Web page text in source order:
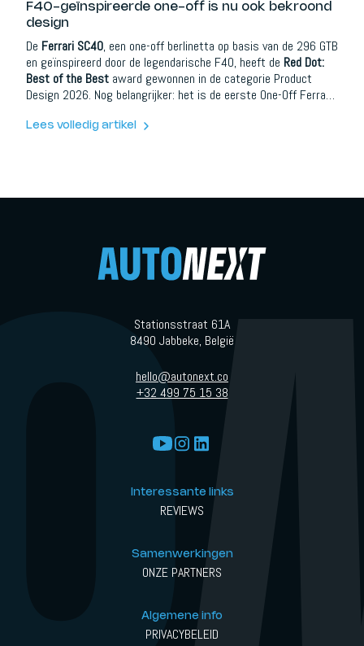
F40-geïnspireerde one-off is nu ook bekroond
design
De Ferrari SC40, een one-off berlinetta op basis van de 296 GTB
en geïnspireerd door de legendarische F40, heeft de Red Dot:
Best of the Best award gewonnen in de categorie Product
Design 2026. Nog belangrijker: het is de eerste One-Off Ferrari
Ferrari kreeg daarnaast ook Red Dot awards voor de Ferrari
Lees volledig artikel
Stationsstraat 61A
8490 Jabbeke, België
hello@autonext.co
+32 499 75 15 38
Interessante links
REVIEWS
Samenwerkingen
ONZE PARTNERS
Algemene info
PRIVACYBELEID